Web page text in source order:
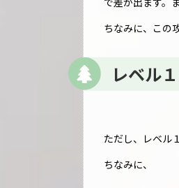
ちなみに、この
レベル
ただし、レベル
ちなみに、